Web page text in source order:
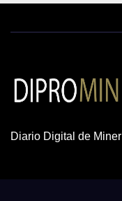
Diario Digital de